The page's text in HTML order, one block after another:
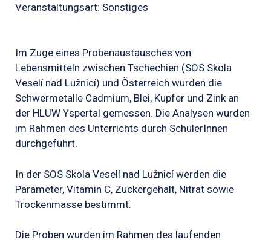
Veranstaltungsart: Sonstiges
Im Zuge eines Probenaustausches von
Lebensmitteln zwischen Tschechien (SOS Skola
Veselí nad Lužnicí) und Österreich wurden die
Schwermetalle Cadmium, Blei, Kupfer und Zink an
der HLUW Yspertal gemessen. Die Analysen wurden
im Rahmen des Unterrichts durch SchülerInnen
durchgeführt.
In der SOS Skola Veselí nad Lužnicí werden die
Parameter, Vitamin C, Zuckergehalt, Nitrat sowie
Trockenmasse bestimmt.
Die Proben wurden im Rahmen des laufenden